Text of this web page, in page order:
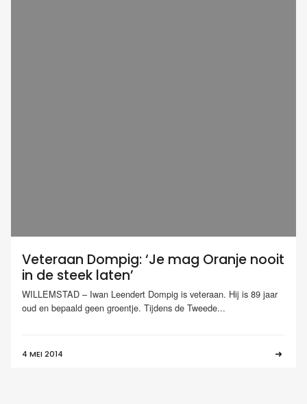
Veteraan Dompig: ‘Je mag Oranje nooit
in de steek laten’
WILLEMSTAD – Iwan Leendert Dompig is veteraan. Hij is 89 jaar
oud en bepaald geen groentje. Tijdens de Tweede...
4 MEI 2014